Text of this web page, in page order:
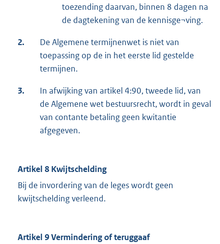
toezending daarvan, binnen 8 dagen na
de dagtekening van de kennisge¬ving.
2.
De Algemene termijnenwet is niet van
toepassing op de in het eerste lid gestelde
termijnen.
3.
In afwijking van artikel 4:90, tweede lid, van
de Algemene wet bestuursrecht, wordt in geval
van contante betaling geen kwitantie
afgegeven.
Artikel 8 Kwijtschelding
Bij de invordering van de leges wordt geen
kwijtschelding verleend.
Artikel 9 Vermindering of teruggaaf